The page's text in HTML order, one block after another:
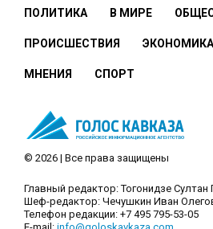
ПОЛИТИКА В МИРЕ
ПРОИСШЕСТВИЯ ЭКОНОМИКА
МНЕНИЯ СПОРТ
© 2026 | Все права защищены
Главный редактор: Тогонидзе Султан
Шеф-редактор: Чечушкин Иван
Телефон редакции: +7 495 795-53-05